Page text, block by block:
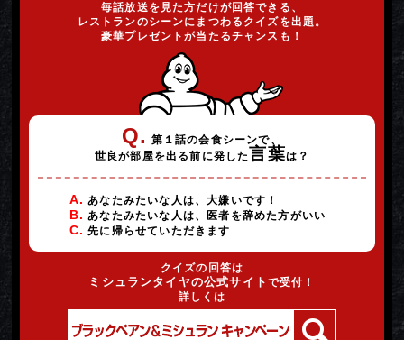
毎話放送を見た方だけが回答できる、
レストランのシーンにまつわるクイズを出題。
豪華プレゼントが当たるチャンスも！
Q. 第１話の会食シーンで、
世良が部屋を出る前に発した言葉は？
A. あなたみたいな人は、大嫌いです！
B. あなたみたいな人は、医者を辞めた方がいい
C. 先に帰らせていただきます
クイズの回答は
ミシュランタイヤの公式サイト で受付！
詳しくは